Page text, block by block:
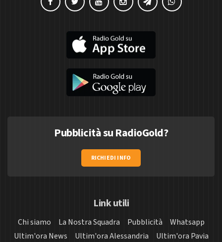
Pubblicità su RadioGold?
RICHIEDI INFO
Link utili
Chi siamo La Nostra Squadra Pubblicità
Whatsapp
Ultim'ora News
Ultim'ora Alessandria
Ultim'ora Pavia